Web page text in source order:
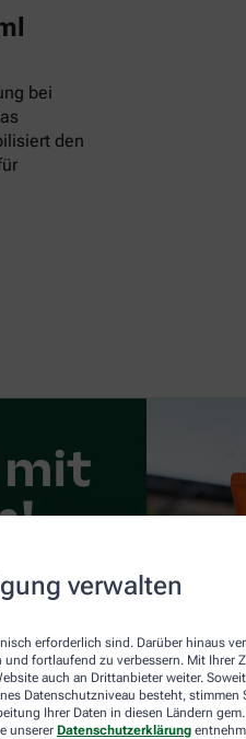
verwalten
erforderlich sind. Darüber hinaus
fortlaufend zu verbessern. Mit Ihrer
auch an Drittanbieter weiter.
Datenschutzniveau besteht, stimmen
Ihrer Daten in diesen Ländern
unserer Datenschutzerklärung
bei
den